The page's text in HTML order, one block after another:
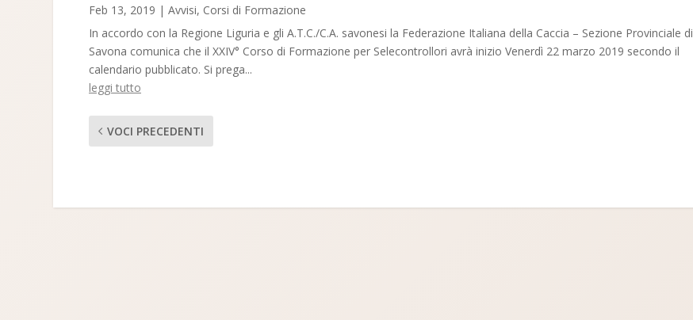
Feb 13, 2019 | Avvisi, Corsi di Formazione
In accordo con la Regione Liguria e gli A.T.C./C.A. savonesi la Federazione Italiana della Caccia – Sezione Provinciale di
Savona comunica che il XXIV° Corso di Formazione per Selecontrollori avrà inizio Venerdì 22 marzo 2019 secondo il
calendario pubblicato. Si prega...
leggi tutto
VOCI PRECEDENTI